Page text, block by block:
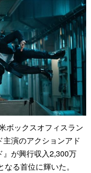
ボックスオフィスラン
演のアクションアド
が興行収入2,300万
る首位に輝いた。